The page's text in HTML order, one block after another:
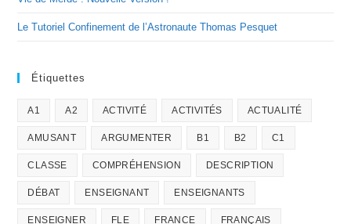
Le Tutoriel Confinement de l’Astronaute Thomas Pesquet
Étiquettes
A1 A2 ACTIVITÉ ACTIVITÉS ACTUALITÉ
AMUSANT ARGUMENTER B1 B2 C1
CLASSE COMPRÉHENSION DESCRIPTION
DÉBAT ENSEIGNANT ENSEIGNANTS
ENSEIGNER FLE FRANCE FRANÇAIS